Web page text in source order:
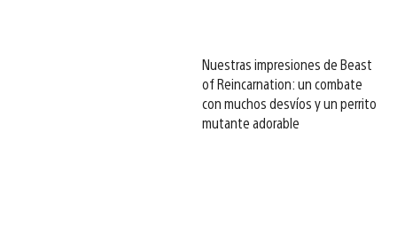
Nuestras impresiones de Beast
of Reincarnation: un combate
con muchos desvíos y un perrito
mutante adorable